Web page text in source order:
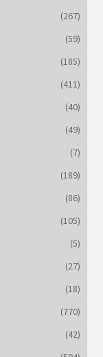
(267)
(59)
(185)
(411)
(40)
(49)
(7)
(189)
(86)
(105)
(5)
(27)
(18)
(770)
(42)